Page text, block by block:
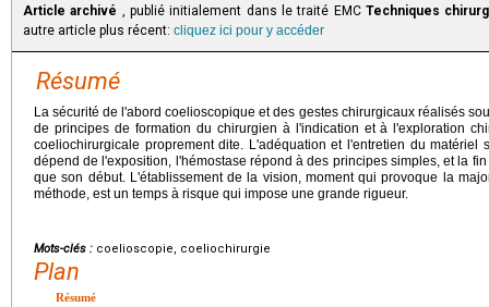
Article archivé , publié initialement dans le traité EMC Techniques
autre article plus récent: cliquez ici pour y accéder
Résumé
La sécurité de l'abord coelioscopique et des gestes chirurgicaux réalisés
de principes de formation du chirurgien à l'indication et à l'exploration
coeliochirurgicale proprement dite. L'adéquation et l'entretien du matériel
dépend de l'exposition, l'hémostase répond à des principes simples, et la
que son début. L'établissement de la vision, moment qui provoque la
méthode, est un temps à risque qui impose une grande rigueur.
Mots-clés : coelioscopie, coeliochirurgie
Plan
Résumé